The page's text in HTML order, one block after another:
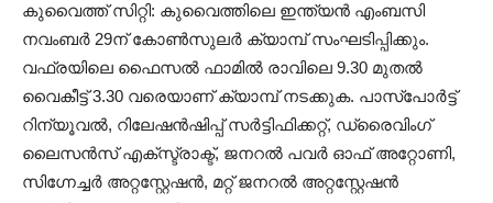
കുവൈത്ത് സിറ്റി: കുവൈത്തിലെ ഇന്ത്യൻ എംബസി
നവംബർ 29ന് കോൺസുലർ ക്യാമ്പ് സംഘടിപ്പിക്കും.
വഫ്രയിലെ ഫൈസൽ ഫാമിൽ രാവിലെ 9.30 മുതൽ
വൈകീട്ട് 3.30 വരെയാണ് ക്യാമ്പ് നടക്കുക. പാസ്പോർട്ട്
റിന്യൂവൽ, റിലേഷൻഷിപ്പ് സർട്ടിഫിക്കറ്റ്, ഡ്രൈവിംഗ്
ലൈസൻസ് എക്സ്ട്രാക്ട്, ജനറൽ പവർ ഓഫ് അറ്റോണി,
സിഗ്നേച്ചർ അറ്റസ്റ്റേഷൻ, മറ്റ് ജനറൽ അറ്റസ്റ്റേഷൻ